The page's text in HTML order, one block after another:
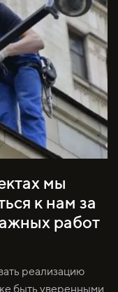
мы
к нам за
работ
реализацию
быть уверенными